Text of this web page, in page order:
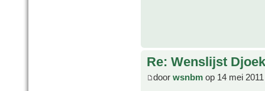
Re: Wenslijst
door wsnbm op 14 mei